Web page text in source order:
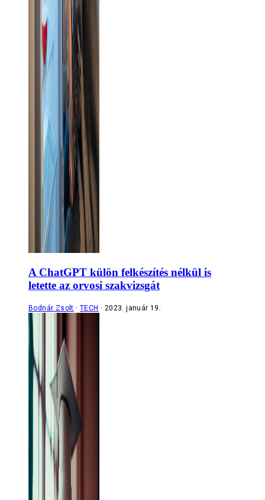
A ChatGPT külön felkészítés nélkül is
letette az orvosi szakvizsgát
Bodnár Zsolt TECH 2023. január 19.